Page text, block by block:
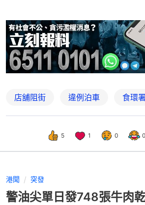
店舖阻街 違例泊車 食環
5 1 0 0
港聞 突發
警油尖單日發748張牛肉